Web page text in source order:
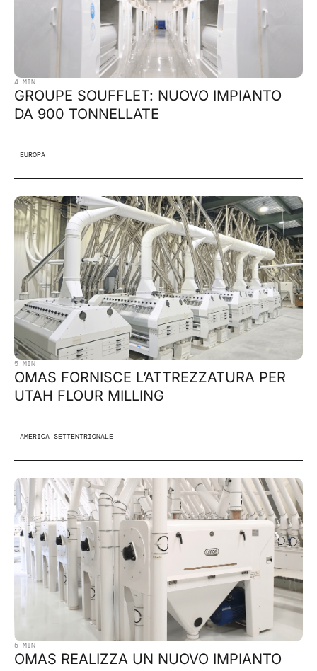
4 MIN
GROUPE SOUFFLET: NUOVO IMPIANTO
DA 900 TONNELLATE
EUROPA
5 MIN
OMAS FORNISCE L’ATTREZZATURA PER
UTAH FLOUR MILLING
AMERICA SETTENTRIONALE
5 MIN
OMAS REALIZZA UN NUOVO IMPIANTO